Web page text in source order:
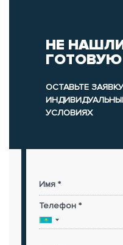
НЕ
ГОТОВУЮ
ОСТАВЬТЕ
УСЛОВИЯХ
Имя *
Телефон *